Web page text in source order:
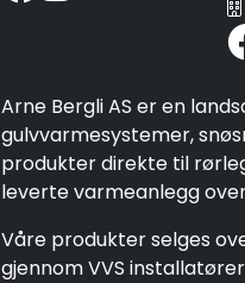
Arne Bergli AS er en
gulvvarmesystemer,
produkter direkte til
leverte varmeanlegg
Våre produkter selges
gjennom VVS